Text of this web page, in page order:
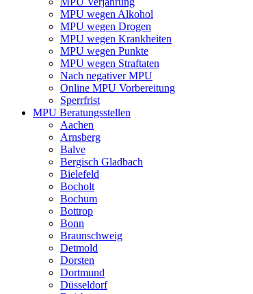
MPU wegen Alkohol
MPU wegen Drogen
MPU wegen Krankheiten
MPU wegen Punkte
MPU wegen Straftaten
Nach negativer MPU
Online MPU Vorbereitung
Sperrfrist
MPU Beratungsstellen
Aachen
Arnsberg
Balve
Bergisch Gladbach
Bielefeld
Bocholt
Bochum
Bottrop
Bonn
Braunschweig
Detmold
Dorsten
Dortmund
Düsseldorf